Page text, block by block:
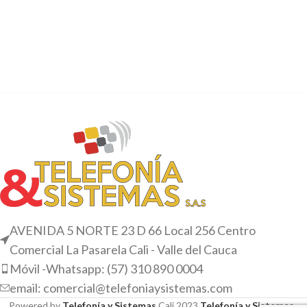
AVENIDA 5 NORTE 23 D 66 Local 256 Centro
Comercial La Pasarela Cali - Valle del Cauca
Móvil -Whatsapp: (57) 310 890 0004
email: comercial@telefoniaysistemas.com